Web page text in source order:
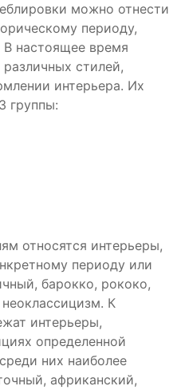
можно отнести
периоду,
В настоящее время
стилей,
интерьера. Их
группы:
относятся интерьеры,
периоду или
барокко, рококо,
К
интерьеры,
определенной
них наиболее
африканский,